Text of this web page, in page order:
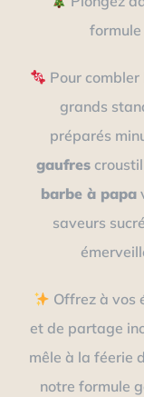
Pour
grands
préparés
gaufres
barbe à papa
saveurs
Offrez à vos
et de partage
mêle à la féerie
notre formule